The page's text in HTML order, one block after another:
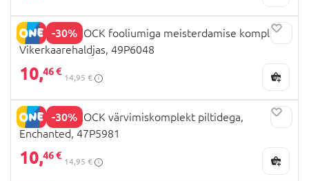
-30%
FLOSS AND ROCK fooliumiga meisterdamise komplekt
Vikerkaarehaldjas, 49P6048
10,46 €
14,95 €
-30%
FLOSS AND ROCK värvimiskomplekt piltidega,
Enchanted, 47P5981
10,46 €
14,95 €